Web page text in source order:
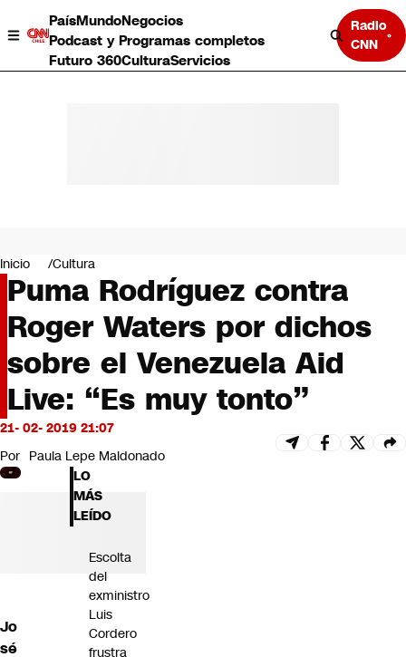
PaísMundoNegocios
Podcast y Programas completos
Futuro 360CulturaServicios
Radio
CNN
Negocios
Deportes
Programas completos
Cultura
Servicios
Bits
CNN tiempo
Futuro 360
Inicio Cultura
Puma Rodríguez contra
Roger Waters por dichos
sobre el Venezuela Aid
Live: “Es muy tonto”
21- 02- 2019 21:07
Por Paula Lepe Maldonado
Jo
sé
LO
MÁS
LEÍDO
Escolta
del
exministro
Luis
Cordero
frustra